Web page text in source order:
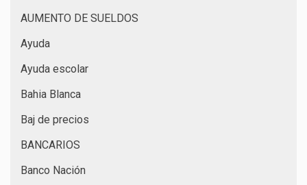
AUMENTO DE SUELDOS
Ayuda
Ayuda escolar
Bahia Blanca
Baj de precios
BANCARIOS
Banco Nación